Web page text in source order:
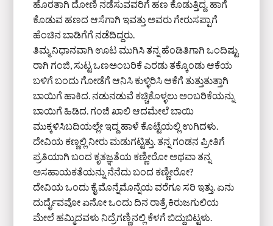
ಹೊರತಾಗಿ ದೋಣಿ ನಡೆಸುವವರಿಗೆ ಹಣ ಕೊಡುತ್ತಿದ್ದ. ಹಾಗೆ
ಕೊಡುವ ಹಣದ ಆಸೆಗಾಗಿ ಇವತ್ತು ಅವರು ಗೇರುಸಪ್ಪಾಗೆ
ಹೆಂಚಿನ ಬಾಡಿಗೆಗೆ ನಡೆದಿದ್ದರು.
ತಿಮ್ಮ ನಿಧಾನವಾಗಿ ಊಟ ಮುಗಿಸಿ ತನ್ನ ಹೆಂಡಿತಿಗಾಗಿ ಒಂದಿಷ್ಟು
ರಾಗಿ ಗಂಜಿ, ಸುಟ್ಟ ಒಣಅಂಬರಿಕೆ ಎರಡು ತಕ್ಕೊಂಡು ಆಕೆಯ
ಬಳಿಗೆ ಬಂದು ಗೋಡೆಗೆ ಆನಿಸಿ ಕುಳ್ಳಿರಿಸಿ ಆಕೆಗೆ ತುತ್ತುತುತ್ತಾಗಿ
ಬಾಯಿಗೆ ಹಾಕಿದ. ನಡುನಡುವೆ ಕಚ್ಚಿಕೊಳ್ಳಲು ಅಂಬರಿಕೆಯನ್ನು
ಬಾಯಿಗೆ ಹಿಡಿದ. ಗಂಜಿ ಖಾಲಿ ಆದಮೇಲೆ ಬಾಯಿ
ಮುಕ್ಕಳಿಸಿಬದಿಯಲ್ಲೇ ಇದ್ದ ಹಾಳೆ ಕೊಟ್ಟೆಯಲ್ಲಿ ಉಗಿದಳು.
ದೇವಿಯ ಕಣ್ಣಲ್ಲಿ ನೀರು ಮಡುಗಟ್ಟಿತ್ತು. ತನ್ನ ಗಂಡನ ಪ್ರೀತಿಗೆ
ಪ್ರತಿಯಾಗಿ ಬಂದ ಕೃತಜ್ಞತೆಯ ಕಣ್ಣೀರೋ ಅಥವಾ ತನ್ನ
ಅಸಹಾಯಕತೆಯನ್ನು ನೆನೆದು ಬಂದ ಕಣ್ಣೀರೋ?
ದೇವಿಯ ಒಂದು ಕೈ ಮೊನ್ನೆಮೊನ್ನೆಯ ವರೆಗೂ ಸರಿ ಇತ್ತು. ಏನು
ದುರ್ದೈವವೋ ಏನೋ ಒಂದು ದಿನ ರಾತ್ರೆ ಕಿರುಜಗುಲಿಯ
ಮೇಲೆ ಹಮ್ಮಿದವಳು ನಿದ್ರೆಗಣ್ಣಿನಲ್ಲಿ ಕೆಳಗೆ ಬಿದ್ದುಬಿಟ್ಟಳು.